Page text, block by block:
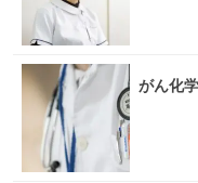
がん化